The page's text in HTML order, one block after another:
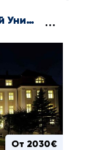
Гданьский Медицинский Университет
От 2030€